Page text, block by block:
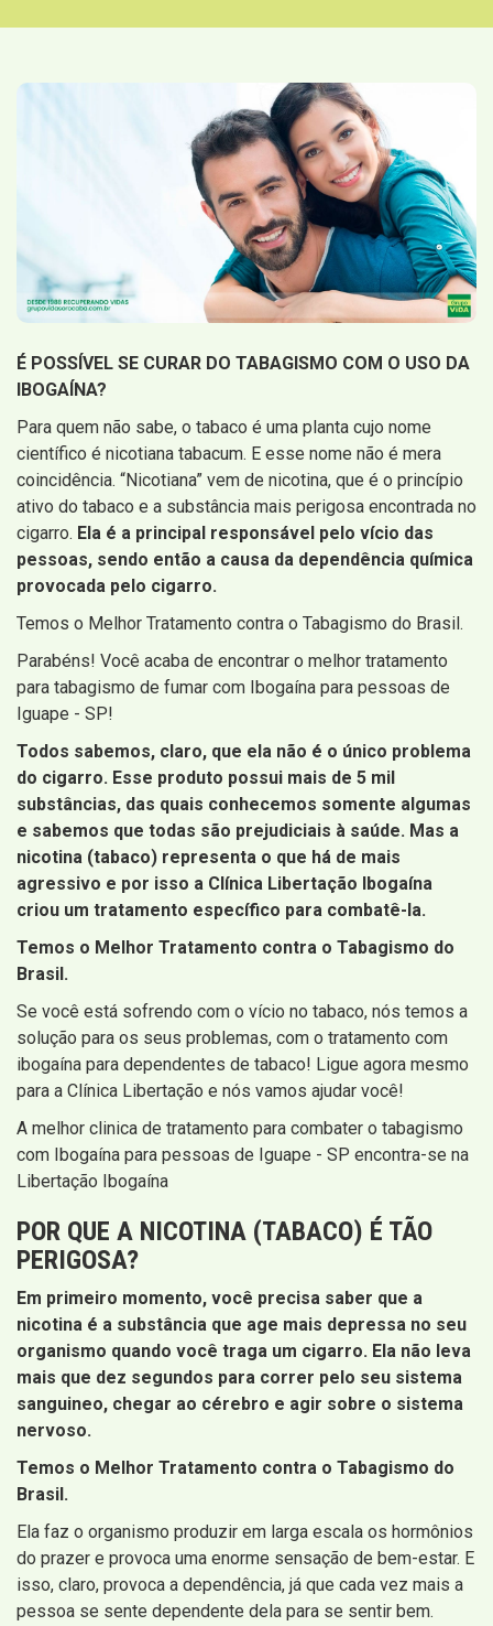
É POSSÍVEL SE CURAR DO TABAGISMO COM O USO DA
IBOGAÍNA?
Para quem não sabe, o tabaco é uma planta cujo nome
científico é nicotiana tabacum. E esse nome não é mera
coincidência. “Nicotiana” vem de nicotina, que é o princípio
ativo do tabaco e a substância mais perigosa encontrada no
cigarro. Ela é a principal responsável pelo vício das
pessoas, sendo então a causa da dependência química
provocada pelo cigarro.
Temos o Melhor Tratamento contra o Tabagismo do Brasil.
Parabéns! Você acaba de encontrar o melhor tratamento
para tabagismo de fumar com Ibogaína para pessoas de
Iguape - SP!
Todos sabemos, claro, que ela não é o único problema
do cigarro. Esse produto possui mais de 5 mil
substâncias, das quais conhecemos somente algumas
e sabemos que todas são prejudiciais à saúde. Mas a
nicotina (tabaco) representa o que há de mais
agressivo e por isso a Clínica Libertação Ibogaína
criou um tratamento específico para combatê-la.
Temos o Melhor Tratamento contra o Tabagismo do
Brasil.
Se você está sofrendo com o vício no tabaco, nós temos a
solução para os seus problemas, com o tratamento com
ibogaína para dependentes de tabaco! Ligue agora mesmo
para a Clínica Libertação e nós vamos ajudar você!
A melhor clinica de tratamento para combater o tabagismo
com Ibogaína para pessoas de Iguape - SP encontra-se na
Libertação Ibogaína
POR QUE A NICOTINA (TABACO) É TÃO
PERIGOSA?
Em primeiro momento, você precisa saber que a
nicotina é a substância que age mais depressa no seu
organismo quando você traga um cigarro. Ela não leva
mais que dez segundos para correr pelo seu sistema
sanguineo, chegar ao cérebro e agir sobre o sistema
nervoso.
Temos o Melhor Tratamento contra o Tabagismo do
Brasil.
Ela faz o organismo produzir em larga escala os hormônios
do prazer e provoca uma enorme sensação de bem-estar. E
isso, claro, provoca a dependência, já que cada vez mais a
pessoa se sente dependente dela para se sentir bem.